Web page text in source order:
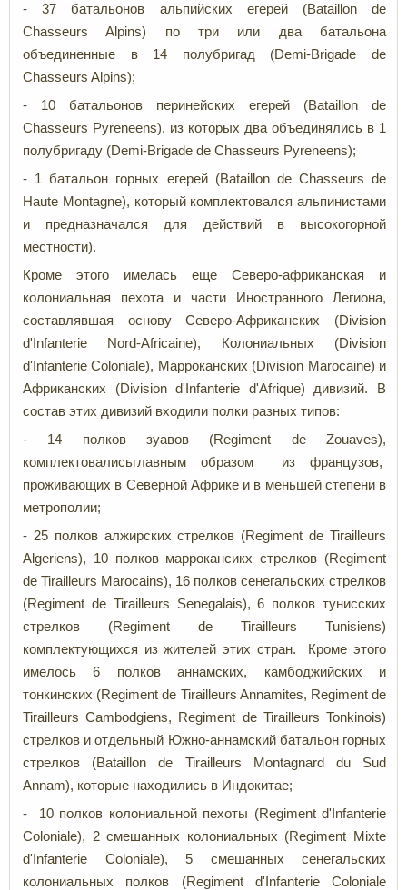
- 37 батальонов альпийских егерей (Bataillon de
Chasseurs Alpins) по три или два батальона
объединенные в 14 полубригад (Demi-Brigade de
Chasseurs Alpins);
- 10 батальонов перинейских егерей (Bataillon de
Chasseurs Pyreneens), из которых два объединялись в 1
полубригаду (Demi-Brigade de Chasseurs Pyreneens);
- 1 батальон горных егерей (Bataillon de Chasseurs de
Haute Montagne), который комплектовался альпинистами
и предназначался для действий в высокогорной
местности).
Кроме этого имелась еще Северо-африканская и
колониальная пехота и части Иностранного Легиона,
составлявшая основу Северо-Африканских (Division
d'Infanterie Nord-Africaine), Колониальных (Division
d'Infanterie Coloniale), Марроканских (Division Marocaine) и
Африканских (Division d'Infanterie d'Afrique) дивизий. В
состав этих дивизий входили полки разных типов:
- 14 полков зуавов (Regiment de Zouaves),
комплектовалисьглавным образом из французов,
проживающих в Северной Африке и в меньшей степени в
метрополии;
- 25 полков алжирских стрелков (Regiment de Tirailleurs
Algeriens), 10 полков маррокансикх стрелков (Regiment
de Tirailleurs Marocains), 16 полков сенегальских стрелков
(Regiment de Tirailleurs Senegalais), 6 полков тунисских
стрелков (Regiment de Tirailleurs Tunisiens)
комплектующихся из жителей этих стран. Кроме этого
имелось 6 полков аннамских, камбоджийских и
тонкинских (Regiment de Tirailleurs Annamites, Regiment de
Tirailleurs Cambodgiens, Regiment de Tirailleurs Tonkinois)
стрелков и отдельный Южно-аннамский батальон горных
стрелков (Bataillon de Tirailleurs Montagnard du Sud
Annam), которые находились в Индокитае;
- 10 полков колониальной пехоты (Regiment d'Infanterie
Coloniale), 2 смешанных колониальных (Regiment Mixte
d'Infanterie Coloniale), 5 смешанных сенегальских
колониальных полков (Regiment d'Infanterie Coloniale